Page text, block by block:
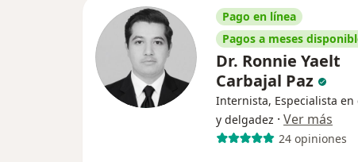
Pago en línea
Pagos a meses
Dr. Ronnie Yaelt
Carbajal Paz
Internista, Especialista en
y delgadez · Ver más
24 opiniones